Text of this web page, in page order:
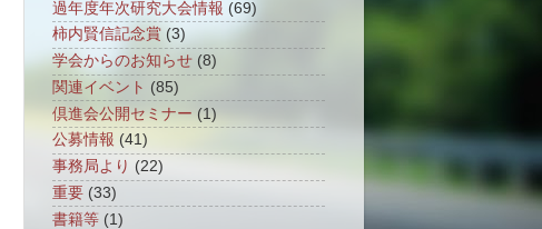
過年度年次研究大会情報 (69)
柿内賢信記念賞 (3)
学会からのお知らせ (8)
関連イベント (85)
倶進会公開セミナー (1)
公募情報 (41)
事務局より (22)
重要 (33)
書籍等 (1)